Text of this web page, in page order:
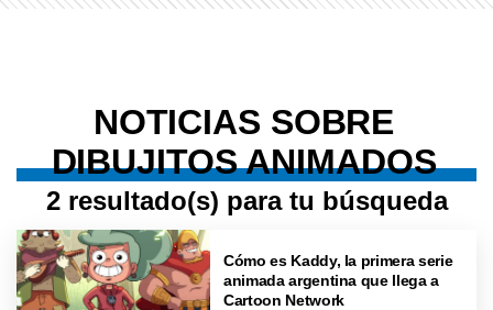
NOTICIAS SOBRE
DIBUJITOS ANIMADOS
2 resultado(s) para tu búsqueda
Cómo es Kaddy, la primera serie
animada argentina que llega a
Cartoon Network